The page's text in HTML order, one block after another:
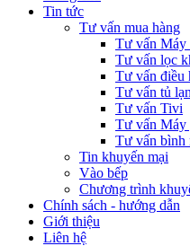
Tin tức
Tư vấn mua hàng
Tư vấn Máy
Tư vấn lọc
Tư vấn điều
Tư vấn tủ
Tư vấn Tivi
Tư vấn Máy
Tư vấn bình
Tin khuyến mại
Vào bếp
Chương trình
Chính sách - hướng dẫn
Giới thiệu
Liên hệ